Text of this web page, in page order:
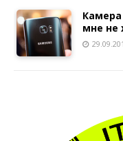
Камера
мне не